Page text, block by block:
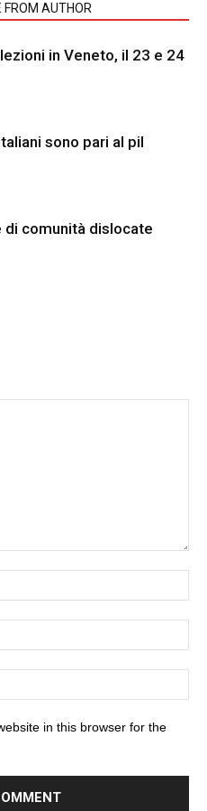
FROM AUTHOR
in Veneto, il 23 e 24
sono pari al pil
di comunità dislocate
in this browser for the